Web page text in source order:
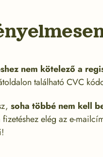
nem kötelező a
található CVC
soha többé nem kell
elég az e-